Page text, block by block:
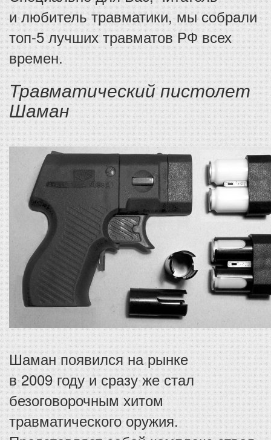
и любитель травматики, мы собрали
топ-5 лучших травматов РФ всех
времен.
Травматический пистолет
Шаман
Шаман появился на рынке
в 2009 году и сразу же стал
безоговорочным хитом
травматического оружия.